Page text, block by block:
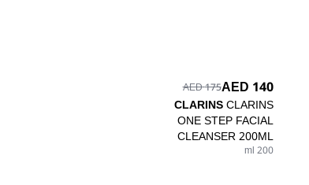
140 AED
175 AED
CLARINSCLARINS
ONE STEP FACIAL
CLEANSER 200ML
200 ml